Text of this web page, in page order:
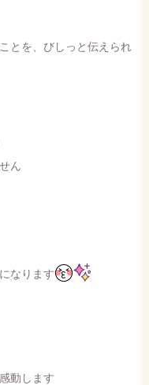
とを、びしっと伝えられ
ん
なります
動します